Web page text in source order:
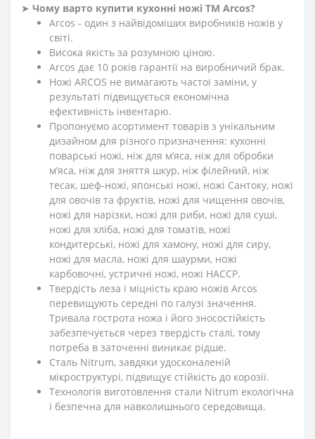
➤ Чому варто купити кухонні ножі ТМ Arcos?
Arcos - один з найвідоміших виробників ножів у
світі.
Висока якість за розумною ціною.
Arcos дає 10 років гарантії на виробничий брак.
Ножі ARCOS не вимагають частої заміни, у
результаті підвищується економічна
ефективність інвентарю.
Пропонуємо асортимент товарів з унікальним
дизайном для різного призначення: кухонні
поварські ножі, ніж для м’яса, ніж для обробки
м’яса, ніж для зняття шкур, ніж філейний, ніж
тесак, шеф-ножі, японські ножі, ножі Сантоку, ножі
для овочів та фруктів, ножі для чищення овочів,
ножі для нарізки, ножі для риби, ножі для суші,
ножі для хліба, ножі для томатів, ножі
кондитерські, ножі для хамону, ножі для сиру,
ножі для масла, ножі для шаурми, ножі
карбовочні, устричні ножі, ножі HACCP.
Твердість леза і міцність краю ножів Arcos
перевищують середні по галузі значення.
Тривала гострота ножа і його зносостійкість
забезпечується через твердість сталі, тому
потреба в заточенні виникає рідше.
Сталь Nitrum, завдяки удосконаленій
мікроструктурі, підвищує стійкість до корозії.
Технологія виготовлення стали Nitrum екологічна
і безпечна для навколишнього середовища.